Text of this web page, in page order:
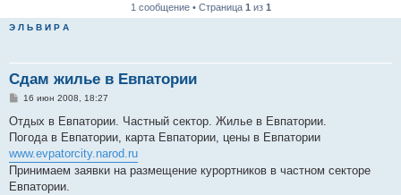
1 сообщение • Страница 1 из 1
Э Л Ь В И Р А
Сдам жилье в Евпатории
С
о
б
щ
е
н
и
е
16 июн 2008, 18:27
Отдых в Евпатории. Частный сектор. Жилье в Евпатории.
Погода в Евпатории, карта Евпатории, цены в Евпатории
www.evpatorcity.narod.ru
Принимаем заявки на размещение курортников в частном секторе
Евпатории.